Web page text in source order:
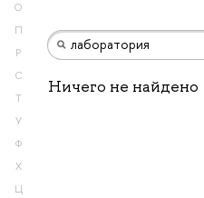
О
П
Р
С
Т
У
Ф
Х
Ц
Ничего не найдено